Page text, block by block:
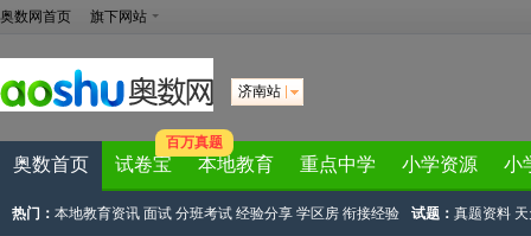
奥数网首页 旗下网站
济南站
奥数首页 试卷宝
百万真题
本地教育 重点中学 小学资源 小
热门： 本地教育资讯 面试 分班考试 经验分享 学区房 衔接经验 试题： 真题资料